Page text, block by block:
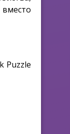
Puzzle